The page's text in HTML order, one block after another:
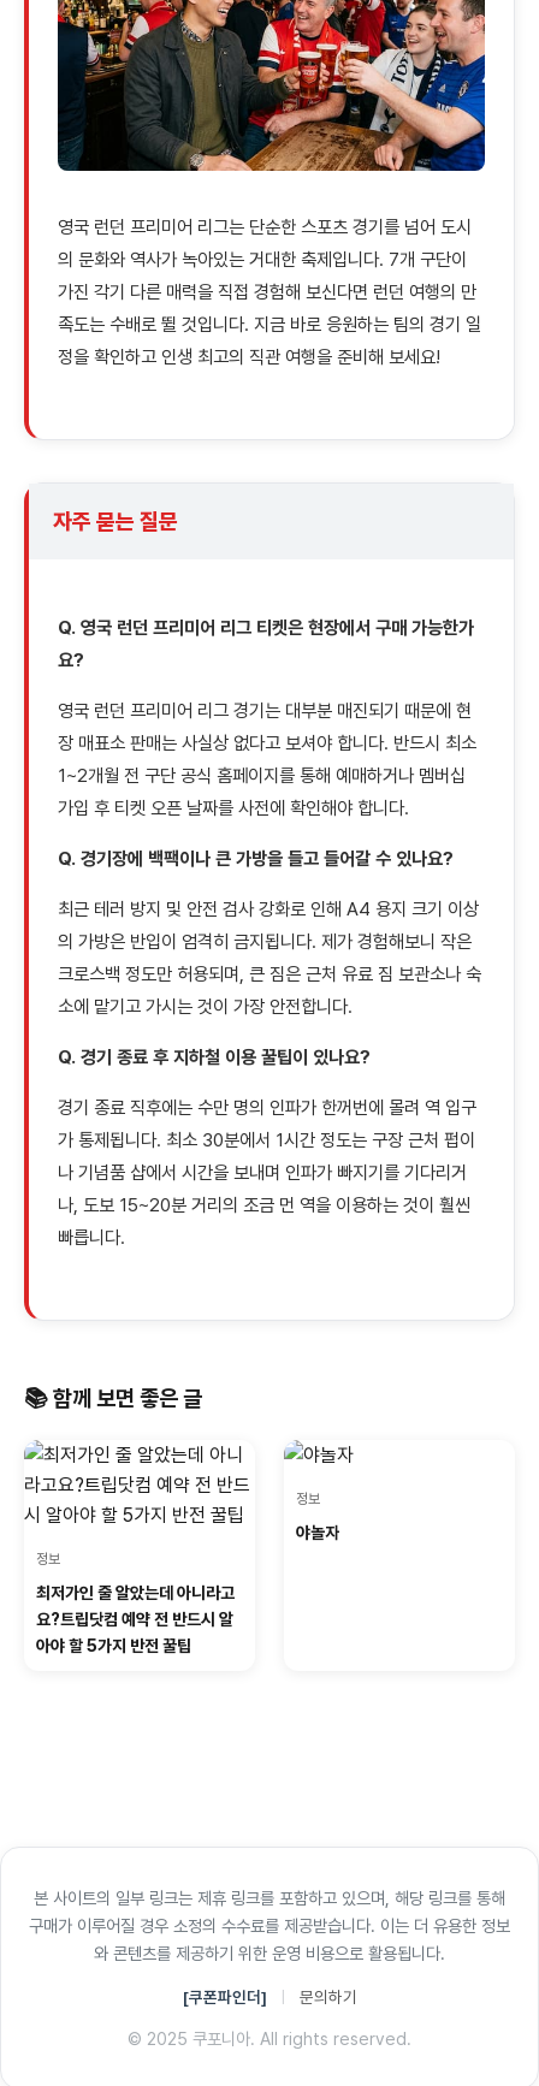
영국 런던 프리미어 리그는 단순한 스포츠 경기를 넘어 도시
의 문화와 역사가 녹아있는 거대한 축제입니다. 7개 구단이
가진 각기 다른 매력을 직접 경험해 보신다면 런던 여행의 만
족도는 수배로 뛸 것입니다. 지금 바로 응원하는 팀의 경기 일
정을 확인하고 인생 최고의 직관 여행을 준비해 보세요!
자주 묻는 질문
Q. 영국 런던 프리미어 리그 티켓은 현장에서 구매 가능한가
요?
영국 런던 프리미어 리그 경기는 대부분 매진되기 때문에 현
장 매표소 판매는 사실상 없다고 보셔야 합니다. 반드시 최소
1~2개월 전 구단 공식 홈페이지를 통해 예매하거나 멤버십
가입 후 티켓 오픈 날짜를 사전에 확인해야 합니다.
Q. 경기장에 백팩이나 큰 가방을 들고 들어갈 수 있나요?
최근 테러 방지 및 안전 검사 강화로 인해 A4 용지 크기 이상
의 가방은 반입이 엄격히 금지됩니다. 제가 경험해보니 작은
크로스백 정도만 허용되며, 큰 짐은 근처 유료 짐 보관소나 숙
소에 맡기고 가시는 것이 가장 안전합니다.
Q. 경기 종료 후 지하철 이용 꿀팁이 있나요?
경기 종료 직후에는 수만 명의 인파가 한꺼번에 몰려 역 입구
가 통제됩니다. 최소 30분에서 1시간 정도는 구장 근처 펍이
나 기념품 샵에서 시간을 보내며 인파가 빠지기를 기다리거
나, 도보 15~20분 거리의 조금 먼 역을 이용하는 것이 훨씬
빠릅니다.
📚 함께 보면 좋은 글
정보
최저가인 줄 알았는데 아니라고
요?트립닷컴 예약 전 반드시 알
아야 할 5가지 반전 꿀팁
정보
야놀자
본 사이트의 일부 링크는 제휴 링크를 포함하고 있으며, 해당 링크를 통해
구매가 이루어질 경우 소정의 수수료를 제공받습니다. 이는 더 유용한 정보
와 콘텐츠를 제공하기 위한 운영 비용으로 활용됩니다.
[쿠폰파인더] 문의하기
© 2025 쿠포니아. All rights reserved.